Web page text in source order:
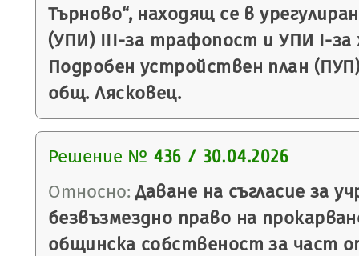
Търново“, находящ се в
(УПИ) III-за трафопост и УПИ I-за
Подробен устройствен план
общ. Лясковец.
Решение № 436 / 30.04.2026
Относно: Даване на съгласие за
безвъзмездно право на
общинска собственост за част